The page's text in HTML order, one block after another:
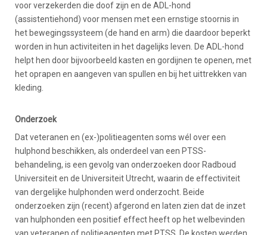
voor verzekerden die doof zijn en de ADL-hond
(assistentiehond) voor mensen met een ernstige stoornis in
het bewegingssysteem (de hand en arm) die daardoor beperkt
worden in hun activiteiten in het dagelijks leven. De ADL-hond
helpt hen door bijvoorbeeld kasten en gordijnen te openen, met
het oprapen en aangeven van spullen en bij het uittrekken van
kleding.
Onderzoek
Dat veteranen en (ex-)politieagenten soms wél over een
hulphond beschikken, als onderdeel van een PTSS-
behandeling, is een gevolg van onderzoeken door Radboud
Universiteit en de Universiteit Utrecht, waarin de effectiviteit
van dergelijke hulphonden werd onderzocht. Beide
onderzoeken zijn (recent) afgerond en laten zien dat de inzet
van hulphonden een positief effect heeft op het welbevinden